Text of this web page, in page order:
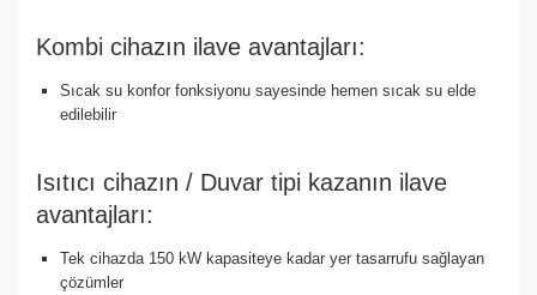
Kombi cihazın ilave avantajları:
Sıcak su konfor fonksiyonu sayesinde hemen sıcak su elde
edilebilir
Isıtıcı cihazın / Duvar tipi kazanın ilave
avantajları:
Tek cihazda 150 kW kapasiteye kadar yer tasarrufu sağlayan
çözümler